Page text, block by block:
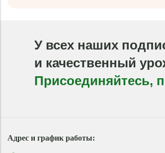
У всех наших
и качественный
Присоединяйтесь,
Адрес и график работы: